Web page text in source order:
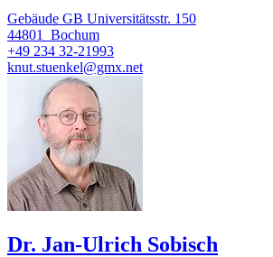
Gebäude GB Universitätsstr. 150
44801
Bochum
+49 234 32-21993
knut.stuenkel@gmx.net
Dr. Jan-Ulrich Sobisch